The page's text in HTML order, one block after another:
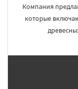
Компания
которые